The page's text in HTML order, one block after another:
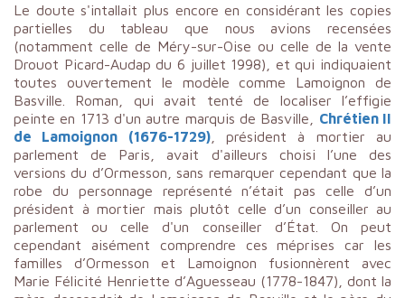
Le doute s'intallait plus encore en considérant les copies
partielles du tableau que nous avions recensées
(notamment celle de Méry-sur-Oise ou celle de la vente
Drouot Picard-Audap du 6 juillet 1998), et qui indiquaient
toutes ouvertement le modèle comme Lamoignon de
Basville. Roman, qui avait tenté de localiser l’effigie
peinte en 1713 d'un autre marquis de Basville, Chrétien II
de Lamoignon (1676-1729), président à mortier au
parlement de Paris, avait d'ailleurs choisi l’une des
versions du d’Ormesson, sans remarquer cependant que la
robe du personnage représenté n’était pas celle d’un
président à mortier mais plutôt celle d’un conseiller au
parlement ou celle d'un conseiller d’État. On peut
cependant aisément comprendre ces méprises car les
familles d’Ormesson et Lamoignon fusionnèrent avec
Marie Félicité Henriette d’Aguesseau (1778-1847), dont la